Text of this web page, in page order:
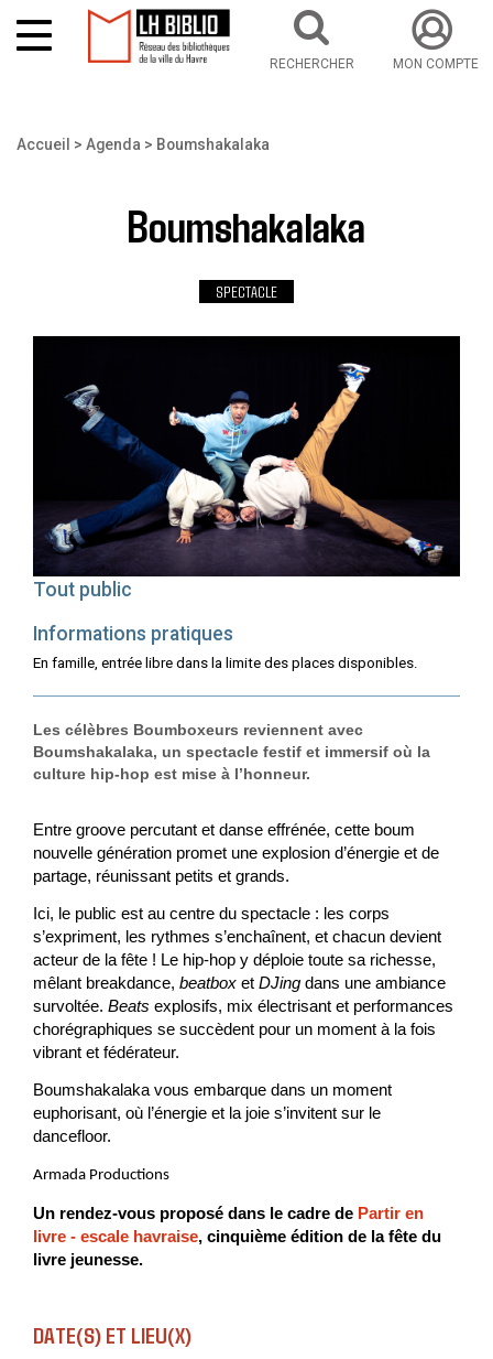
RECHERCHER MON COMPTE
Accueil Agenda Boumshakalaka
Boumshakalaka
SPECTACLE
Tout public
Informations pratiques
En famille, entrée libre dans la limite des places disponibles.
Les célèbres Boumboxeurs reviennent avec
Boumshakalaka, un spectacle festif et immersif où la
culture hip-hop est mise à l’honneur.
Entre groove percutant et danse effrénée, cette boum
nouvelle génération promet une explosion d’énergie et de
partage, réunissant petits et grands.
Ici, le public est au centre du spectacle : les corps
s’expriment, les rythmes s’enchaînent, et chacun devient
acteur de la fête ! Le hip-hop y déploie toute sa richesse,
mêlant breakdance, beatbox et DJing dans une ambiance
survoltée. Beats explosifs, mix électrisant et performances
chorégraphiques se succèdent pour un moment à la fois
vibrant et fédérateur.
Boumshakalaka vous embarque dans un moment
euphorisant, où l’énergie et la joie s’invitent sur le
dancefloor.
Armada Productions
Un rendez-vous proposé dans le cadre de Partir en
livre - escale havraise, cinquième édition de la fête du
livre jeunesse.
DATE(S) ET LIEU(X)